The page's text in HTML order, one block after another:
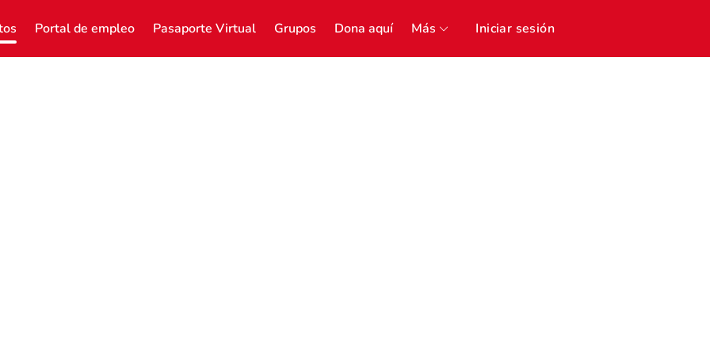
Portal de empleo Pasaporte Virtual Grupos Dona aquí Más Iniciar sesión